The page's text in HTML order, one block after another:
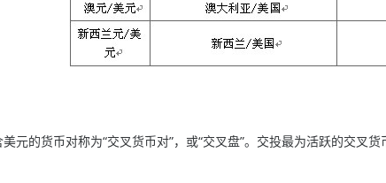
的货币对称为“交叉货币对”，或“交叉盘”。交投最为活跃的交叉